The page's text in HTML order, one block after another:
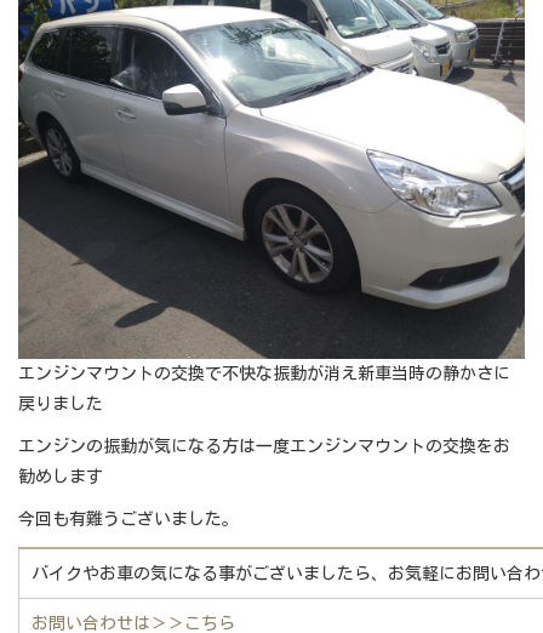
エンジンマウントの交換で不快な振動が消え新車当時の静かさに
戻りました
エンジンの振動が気になる方は一度エンジンマウントの交換をお
勧めします
今回も有難うございました。
バイクやお車の気になる事がございましたら、お気軽にお問い合
お問い合わせは ＞＞こちら